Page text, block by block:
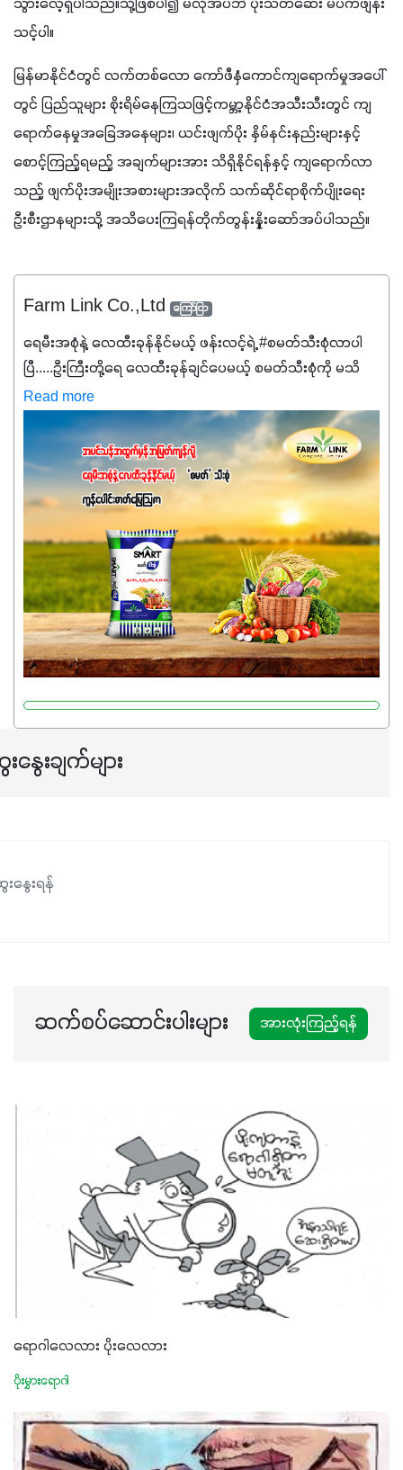
သွားလေ့ရှိပါသည်။သို့ဖြစ်ပါ၍ မလိုအပ်ဘဲ ပိုးသတ်ဆေး မပက်ဖျန်း
သင့်ပါ။
မြန်မာနိုင်ငံတွင် လက်တစ်လော ကော်ဖီနှံကောင်ကျရောက်မှုအပေါ်
တွင် ပြည်သူများ စိုးရိမ်နေကြသဖြင့်ကမ္ဘာ့နိုင်ငံအသီးသီးတွင် ကျ
ရောက်နေမှုအခြေအနေများ၊ ယင်းဖျက်ပိုး နှိမ်နင်းနည်းများနှင့်
စောင့်ကြည့်ရမည့် အချက်များအား သိရှိနိုင်ရန်နှင့် ကျရောက်လာ
သည့် ဖျက်ပိုးအမျိုးအစားများအလိုက် သက်ဆိုင်ရာစိုက်ပျိုးရေး
ဦးစီးဌာနများသို့ အသိပေးကြရန်တိုက်တွန်းနှိုးဆော်အပ်ပါသည်။
Farm Link Co.,Ltd ကြော်ငြာ
ရေမီးအစုံနဲ့ လေထီးခုန်နိုင်မယ့် ဖန်းလင့်ရဲ့ #စမတ်သီးစုံလာပါ
ပြီ.....ဦးကြီးတို့ရေ ‌လေထီးခုန်ချင်ပေမယ့် စမတ်သီးစုံကို မသိ
သေးရင်တော့ ဒီစာလေးကို ဆက်ဖတ်‌ပေးပါ #စမတ်သီးစုံဆိုတာ
အပင်တိုင်းအတွက် အဓိကအာဟာရNPK (19:7:8)နဲ့ #ဟူးမစ်
အက်စစ်တို့ အချိုးကျ ပေါင်းစပ်ထားတဲ့ ကွန်ပေါင်း
ဓာတ်မြေဩဇာဖြစ်ပါတယ်။ အဓိကအကျိုးကျေးဇူးတွေအနေနဲ့
ကတော့ နိုက်ထရိုဂျင် 19%ပါဝင်တဲ့အတွက် ကလိုရိုဖီးလ်ဖွဲ့စည်း
မှုကို အားပေးကာ သီးနှံပင်များ၏အရွက်များစိမ်းလန်းသန်စွမ်း
ပြီး အစာချက်လုပ်မှုအားကောင်းစေပါတယ်။ အပင်၏ပင်ပိုင်း
ကြီးထွားမှုကို တိုးမြင့်စေကာ အပင်သန်၍ အကြီးမြန်စေပါတယ်။
သင့်တော်တဲ့ Phosphorus 7%ပါဝင်မှုကြောင့် အပင်ရဲ့ အမြစ်
ဖွဲ့စည်းတည်ဆောက်မှုကို ပို၍သန်မာလာအောင် အားပေးပါ
တယ်။ ဒါ့အပြင် ပန်းပွင့်ခြင်း၊အသီးသီးခြင်း၊အစေ့တည်ခြင်း
လုပ်ငန်းစဉ်များကိုလည်း အားပေးပါတယ်။ လုံလောက်တဲ့
အရသာ ပိုမိုကောင်းမွန်စေဖို့အတွက် လိုအပ်တဲ့အာဟာရဓာတ်
ဖြစ်ပါတယ်။ ဟူးမစ်အက်စစ်ပါဝင်ပေါင်းစပ်ထားတဲ့အတွက်
နှံစားသီးနှံများ၊ပဲအမျိုးမျိုး၊ဟင်းသီးဟင်းရွက်နဲ့ ဥယျာဉ်ခြံသီးနှံ
အားလုံးမှာ အသုံးပြုနိုင်တယ်ဆိုတော့ တစ်မျိုးတည်းနဲ့ အားလုံး
Read more
နွေးချက်များ
နွေးရန်
ဆက်စပ်ဆောင်းပါးများ အားလုံးကြည့်ရန်
ရောဂါလေလား ပိုးလေလား
ပိုးမွှားရောဂါ